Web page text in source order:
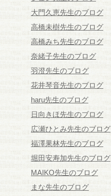
大門久恵先生のブログ
高橋未樹先生のブログ
高橋みち先生のブログ
奈緒子先生のブログ
羽澄先生のブログ
花井琴音先生のブログ
haru先生のブログ
日向きほ先生のブログ
広瀬ひとみ先生のブログ
福澤果林先生のブログ
堀田安寿加先生のブログ
MAIKO先生のブログ
まな先生のブログ